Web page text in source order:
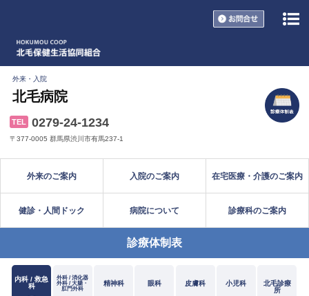
お問い合
外来・入院
北毛病院
TEL 0279-24-1234
〒377-0005 群馬県渋川市有馬237-1
外来のご案内 入院のご案内 在宅医療・介護のご案内
健診・人間ドック 病院について 診療科のご案内
診療体制表
内科 / 救急
科
外科 / 消化器
外科 /大腸・
肛門外科
精神科 眼科 皮膚科 小児科
北毛診療
所